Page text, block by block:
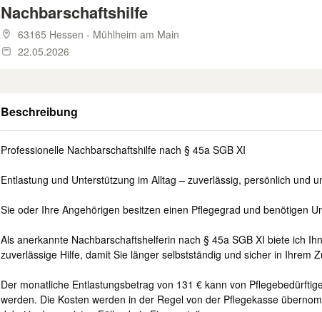
Nachbarschaftshilfe
63165 Hessen - Mühlheim am Main
22.05.2026
Beschreibung
Professionelle Nachbarschaftshilfe nach § 45a SGB XI
Entlastung und Unterstützung im Alltag – zuverlässig, persönlich und
Sie oder Ihre Angehörigen besitzen einen Pflegegrad und benötigen
Als anerkannte Nachbarschaftshelferin nach § 45a SGB XI biete ich
zuverlässige Hilfe, damit Sie länger selbstständig und sicher in Ihrem
Der monatliche Entlastungsbetrag von 131 € kann von
werden. Die Kosten werden in der Regel von der Pflegekasse